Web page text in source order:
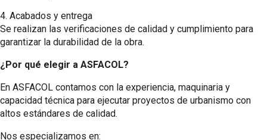
4.⁠ ⁠Acabados y entrega
Se realizan las verificaciones de calidad y cumplimiento para
garantizar la durabilidad de la obra.
¿Por qué elegir a ASFACOL?
En ASFACOL contamos con la experiencia, maquinaria y
capacidad técnica para ejecutar proyectos de urbanismo con
altos estándares de calidad.
Nos especializamos en: